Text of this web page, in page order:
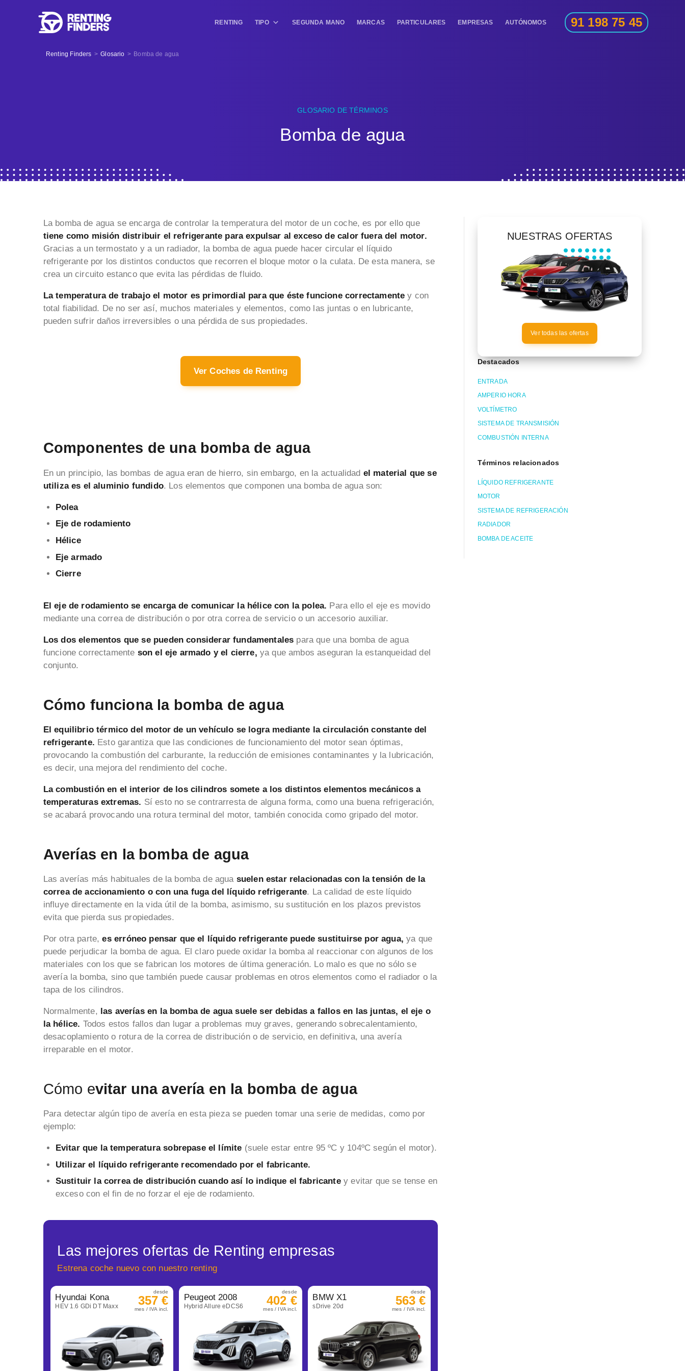
RENTING TIPO SEGUNDA MANO MARCAS PARTICULARES EMPRESAS AUTÓNOMOS 91 198 75 45
Renting Finders > Glosario > Bomba de agua
GLOSARIO DE TÉRMINOS
Bomba de agua
La bomba de agua se encarga de controlar la temperatura del motor de un coche, es por ello que
tiene como misión distribuir el refrigerante para expulsar al exceso de calor fuera del motor.
Gracias a un termostato y a un radiador, la bomba de agua puede hacer circular el líquido
refrigerante por los distintos conductos que recorren el bloque motor o la culata. De esta manera, se
crea un circuito estanco que evita las pérdidas de fluido.
La temperatura de trabajo el motor es primordial para que éste funcione correctamente y con
total fiabilidad. De no ser así, muchos materiales y elementos, como las juntas o en lubricante,
pueden sufrir daños irreversibles o una pérdida de sus propiedades.
Ver Coches de Renting
Componentes de una bomba de agua
En un principio, las bombas de agua eran de hierro, sin embargo, en la actualidad el material que se
utiliza es el aluminio fundido. Los elementos que componen una bomba de agua son:
Polea
Eje de rodamiento
Hélice
Eje armado
Cierre
El eje de rodamiento se encarga de comunicar la hélice con la polea. Para ello el eje es movido
mediante una correa de distribución o por otra correa de servicio o un accesorio auxiliar.
Los dos elementos que se pueden considerar fundamentales para que una bomba de agua
funcione correctamente son el eje armado y el cierre, ya que ambos aseguran la estanqueidad del
conjunto.
Cómo funciona la bomba de agua
El equilibrio térmico del motor de un vehículo se logra mediante la circulación constante del
refrigerante. Esto garantiza que las condiciones de funcionamiento del motor sean óptimas,
provocando la combustión del carburante, la reducción de emisiones contaminantes y la lubricación,
es decir, una mejora del rendimiento del coche.
La combustión en el interior de los cilindros somete a los distintos elementos mecánicos a
temperaturas extremas. Sí esto no se contrarresta de alguna forma, como una buena refrigeración,
se acabará provocando una rotura terminal del motor, también conocida como gripado del motor.
Averías en la bomba de agua
Las averías más habituales de la bomba de agua suelen estar relacionadas con la tensión de la
correa de accionamiento o con una fuga del líquido refrigerante. La calidad de este líquido
influye directamente en la vida útil de la bomba, asimismo, su sustitución en los plazos previstos
evita que pierda sus propiedades.
Por otra parte,es erróneo pensar que el líquido refrigerante puede sustituirse por agua,ya que
puede perjudicar la bomba de agua. El claro puede oxidar la bomba al reaccionar con algunos de los
materiales con los que se fabrican los motores de última generación. Lo malo es que no sólo se
avería la bomba, sino que también puede causar problemas en otros elementos como el radiador o la
tapa de los cilindros.
Normalmente, las averías en la bomba de agua suele ser debidas a fallos en las juntas, el eje o
la hélice. Todos estos fallos dan lugar a problemas muy graves, generando sobrecalentamiento,
desacoplamiento o rotura de la correa de distribución o de servicio, en definitiva, una avería
irreparable en el motor.
Cómo evitar una avería en la bomba de agua
Para detectar algún tipo de avería en esta pieza se pueden tomar una serie de medidas, como por
ejemplo:
Evitar que la temperatura sobrepase el límite (suele estar entre 95 ºC y 104ºC según el motor).
Utilizar el líquido refrigerante recomendado por el fabricante.
Sustituir la correa de distribución cuando así lo indique el fabricante y evitar que se tense en
exceso con el fin de no forzar el eje de rodamiento.
Las mejores ofertas de Renting empresas
Estrena coche nuevo con nuestro renting
Hyundai Kona
HEV 1.6 GDi DT Maxx
desde
357 €
mes / IVA incl.
Peugeot 2008
Hybrid Allure eDCS6
desde
402 €
mes / IVA incl.
BMW X1
sDrive 20d
desde
563 €
mes / IVA incl.
NUESTRAS OFERTAS
Ver todas las ofertas
Destacados
ENTRADA
AMPERIO HORA
VOLTÍMETRO
SISTEMA DE TRANSMISIÓN
COMBUSTIÓN INTERNA
Términos relacionados
LÍQUIDO REFRIGERANTE
MOTOR
SISTEMA DE REFRIGERACIÓN
RADIADOR
BOMBA DE ACEITE